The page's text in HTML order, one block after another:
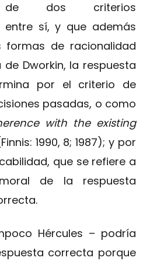
dos criterios
entre sí, y que además
formas de racionalidad
Dworkin, la respuesta
por el criterio de
pasadas, o como
with the existing
1990, 8; 1987); y por
que se refiere a
de la respuesta
Hércules – podría
correcta porque